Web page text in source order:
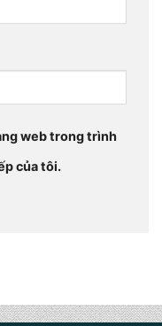
web trong trình
của tôi.